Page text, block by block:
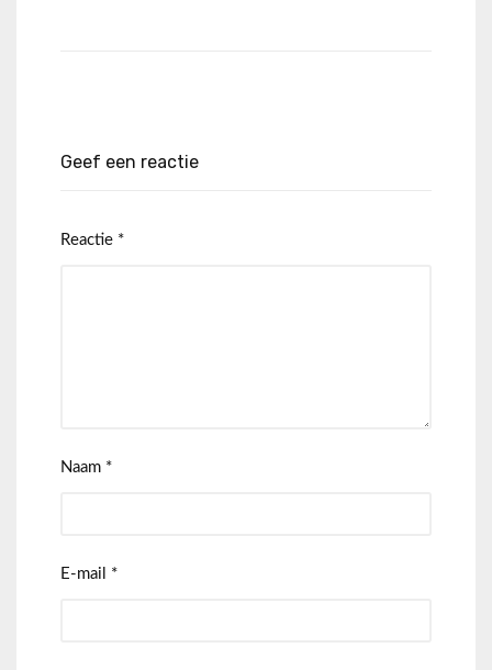
Geef een reactie
Reactie *
Naam *
E-mail *